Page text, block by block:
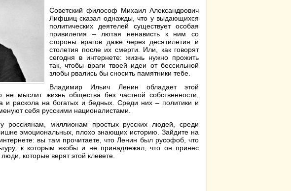
Советский философ Михаил Александрович
Лифшиц сказал однажды, что у выдающихся
политических деятелей существует особая
привилегия – лютая ненависть к ним со
стороны врагов даже через десятилетия и
столетия после их смерти. Или, как говорят
сегодня в интернете: жизнь нужно прожить
так, чтобы враги твоей идеи от бессильной
злобы рвались бы сносить памятники тебе.
Владимир Ильич Ленин обладает этой
мыслит жизнь общества без частной собственности,
и раскола на богатых и бедных. Среди них – политики и
себя русскими националистами.
россиянам, миллионам простых русских людей, среди
эмоциональных, плохо знающих историю. Зайдите на
вы там прочитаете, что Ленин был русофоб, что
к которым якобы и не принадлежал, что он принес
которые верят этой клевете.